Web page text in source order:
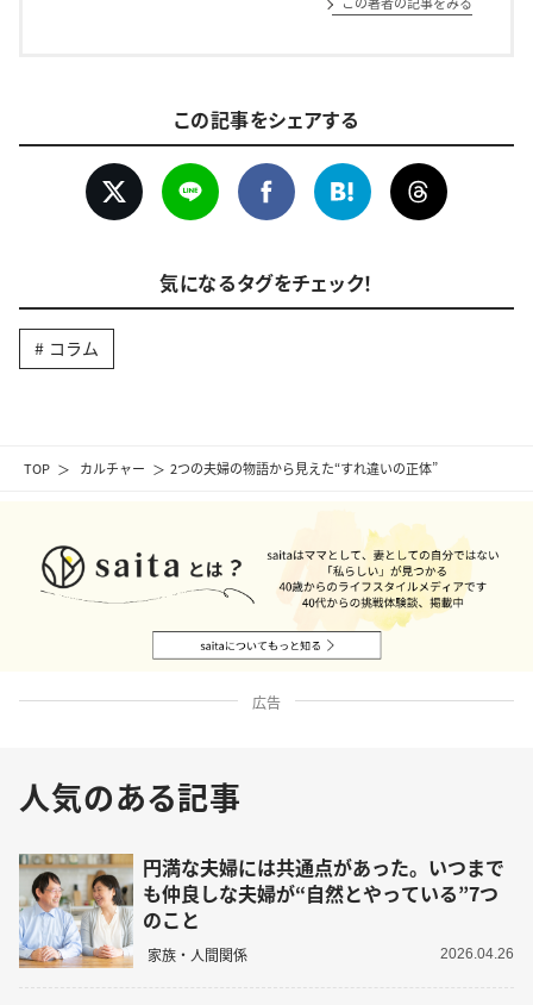
TOP カルチャー 2つの夫婦の物語から見えた“すれ違いの正体”
この記事をシェアする
気になるタグをチェック！
コラム
広告
人気のある記事
円満な夫婦には共通点があった。いつまで
も仲良しな夫婦が“自然とやっている”7つ
のこと
家族・人間関係 2026.04.26